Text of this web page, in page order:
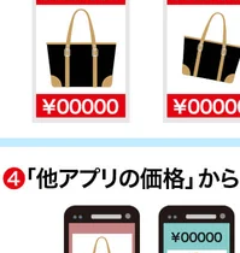
品が多いのはなぜ？
？
も許される？
場より少し高くし